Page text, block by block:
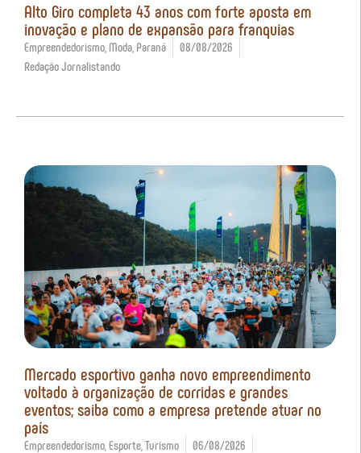
Alto Giro completa 43 anos com forte aposta em
inovação e plano de expansão para franquias
Empreendedorismo Moda Paraná
08/08/2026
Redação Jornalistando
Mercado esportivo ganha novo empreendimento
voltado à organização de corridas e grandes
eventos; saiba como a empresa pretende atuar no
país
Empreendedorismo Esporte Turismo
06/08/2026